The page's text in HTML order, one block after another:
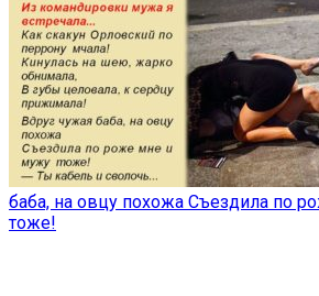
баба, на овцу похожа Съездила по
тоже!